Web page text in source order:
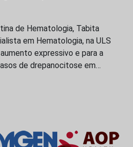
de Hematologia, Tabita
em Hematologia, na ULS
expressivo e para a
de drepanocitose em…